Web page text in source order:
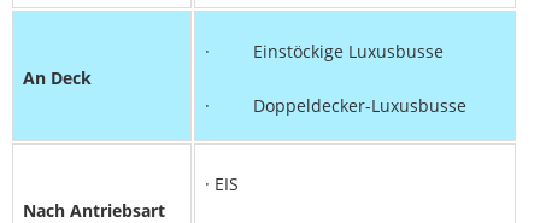
An Deck
· Einstöckige Luxusbusse
· Doppeldecker-Luxusbusse
Nach Antriebsart
· EIS